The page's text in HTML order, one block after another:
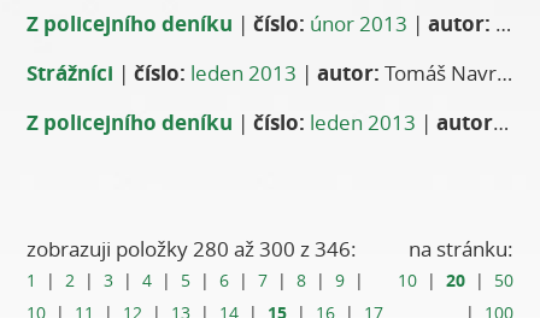
Z policejního deníku |číslo: únor 2013 |autor:
Strážníci |číslo: leden 2013 |autor: Tomáš Navrátil, vrchní komisař MP
Z policejního deníku |číslo: leden 2013 |autor: Za
zobrazuji položky 280 až 300 z 346:
1 | 2 |3 |4 | 5 |6 |7 |8 |9 |
10 | 11 | 12 | 13 | 14 | 15 | 16 | 17
na stránku:
10| 20| 50
| 100